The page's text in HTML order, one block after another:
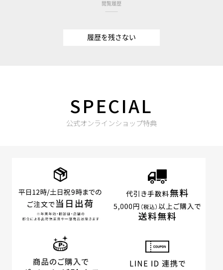
閲覧履歴
履歴を残さない
SPECIAL
公式オンラインショップ特典